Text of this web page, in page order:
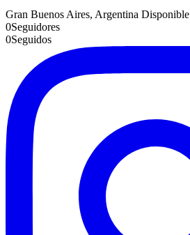
Gran Buenos Aires, Argentina Disponible
0Seguidores
0Seguidos